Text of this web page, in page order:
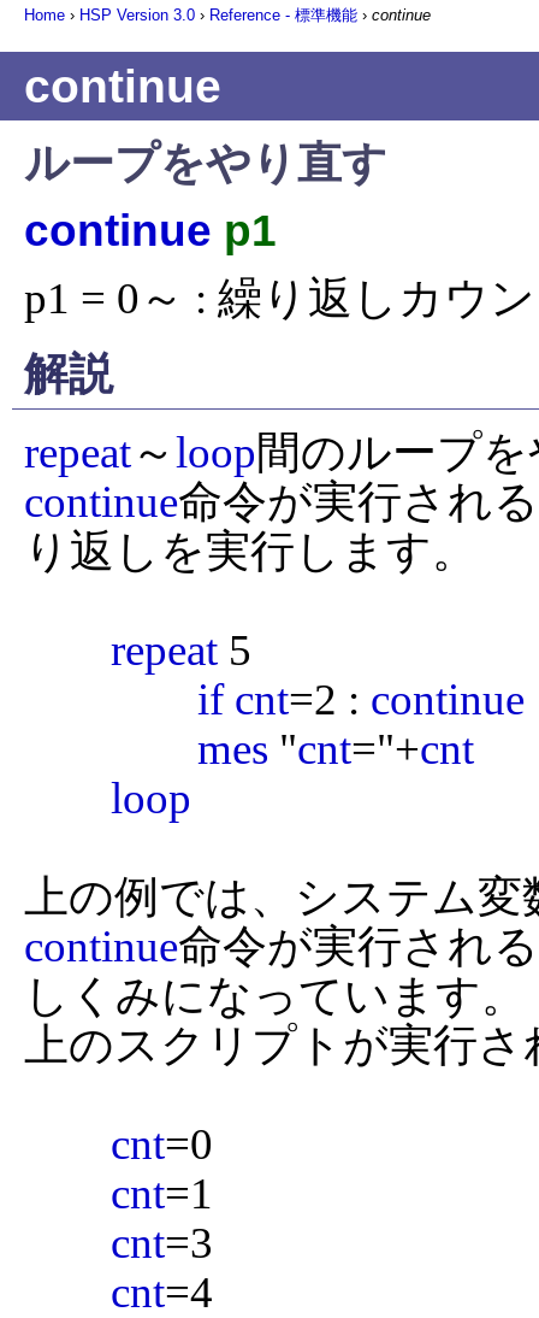
Home › HSP Version 3.0 › Reference - 標準機能 › continue
continue
ループをやり直す
continue p1
p1 = 0～ : 繰り返しカウ
解説
repeat～loop
continue命令が実行され
り返しを実行します。
repeat 5
if cnt=2 : continue
mes "cnt="+cnt
loop
上の例では、システム変
continue命令が実行される
しくみになっています。
上のスクリプトが実行
cnt=0
cnt=1
cnt=3
cnt=4